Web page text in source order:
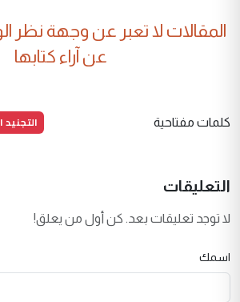
المقالات لا تعبر عن وجهة نظر
عن آراء كتابها
كلمات مفتاحية التجنيد
التعليقات
لا توجد تعليقات بعد. كن أول من يعلق!
اسمك